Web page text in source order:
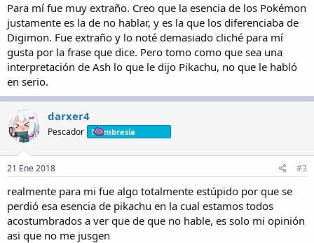
Para mí fue muy extraño. Creo que la esencia de los Pokémon
justamente es la de no hablar, y es la que los diferenciaba de
Digimon. Fue extraño y lo noté demasiado cliché para mí
gusta por la frase que dice. Pero tomo como que sea una
interpretación de Ash lo que le dijo Pikachu, no que le habló
en serio.
darxer4
Pescador Membresía
21 Ene 2018 #3
realmente para mi fue algo totalmente estúpido por que se
perdió esa esencia de pikachu en la cual estamos todos
acostumbrados a ver que de que no hable, es solo mi opinión
asi que no me jusgen